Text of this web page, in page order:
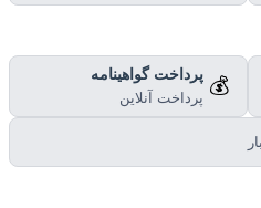
💰 پرداخت گواهینامه
پرداخت آنلاین